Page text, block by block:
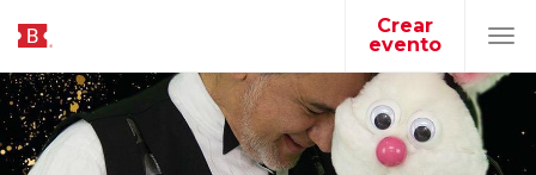
Crear
evento